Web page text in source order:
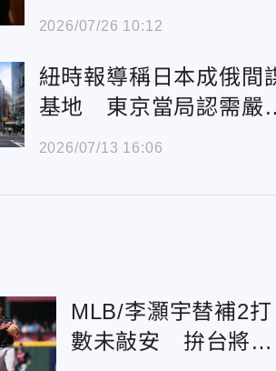
與俄烏戰爭
2026/07/26 10:12
紐時報導稱日本成俄間
基地 東京當局認需嚴
處理
2026/07/13 16:06
MLB/李灝宇替補2打
數未敲安 拚台將單